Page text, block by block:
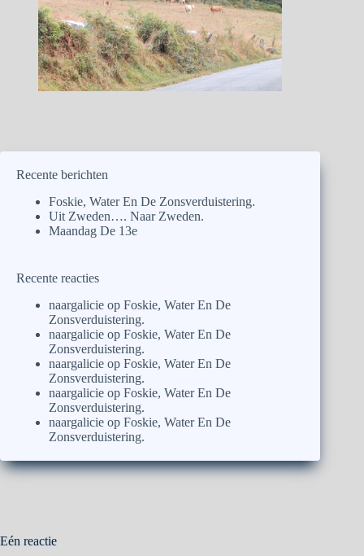
Recente berichten
Foskie, Water En De Zonsverduistering.
Uit Zweden…. Naar Zweden.
Maandag De 13e
Recente reacties
naargalicie op Foskie, Water En De
Zonsverduistering.
naargalicie op Foskie, Water En De
Zonsverduistering.
naargalicie op Foskie, Water En De
Zonsverduistering.
naargalicie op Foskie, Water En De
Zonsverduistering.
naargalicie op Foskie, Water En De
Zonsverduistering.
Eén reactie